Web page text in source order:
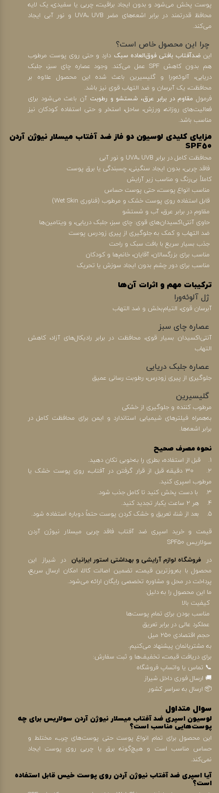
پوست پخش می‌شود و بدون ایجاد براقیت، چربی یا سفیدی، یک لایه
محافظ قدرتمند در برابر اشعه‌های مضر UVA، UVB و نور آبی ایجاد
می‌کند.
چرا این محصول خاص است؟
اینضدآفتاب بافتی فوق‌العاده سبک دارد و حتی روی پوست مرطوب
هم بدون کاهش SPF عمل می‌کند. وجود عصاره چای سبز، جلبک
دریایی، آلوئه‌ورا و گلیسیرین باعث شده این محصول علاوه بر
محافظت، یک آبرسان و ضد التهاب قوی نیز باشد.
فرمول مقاوم در برابر عرق، شستشو و رطوبت آن باعث می‌شود برای
فعالیت‌های روزانه، ورزش، ساحل، استخر و حتی استفاده کودکان نیز
مناسب باشد.
مزایای کلیدی لوسیون دو فاز ضد آفتاب میسلار نیوژن آردن
SPF50
محافظت کامل در برابر UVA، UVB و نور آبی
فاقد چربی، بدون ایجاد سنگینی، چسبندگی یا برق پوست
کاملاً بی‌رنگ و مناسب زیر آرایش
مناسب انواع پوست، حتی پوست حساس
قابل استفاده روی پوست خشک و مرطوب (فناوری Wet Skin)
مقاوم در برابر عرق، آب و شستشو
حاوی آنتی‌اکسیدان‌های قوی: چای سبز، جلبک دریایی، و ویتامین‌ها
ضد التهاب و کمک به جلوگیری از پیری زودرس پوست
جذب بسیار سریع با بافت سبک و راحت
مناسب برای بزرگسالان، آقایان، خانم‌ها و کودکان
مناسب برای دور چشم بدون ایجاد سوزش یا تحریک
ترکیبات مهم و اثرات آن‌ها
ژل آلوئه‌ورا
آبرسان قوی، التیام‌بخش و ضد التهاب
عصاره چای سبز
آنتی‌اکسیدان بسیار قوی، محافظت در برابر رادیکال‌های آزاد، کاهش
التهاب
عصاره جلبک دریایی
جلوگیری از پیری زودرس، رطوبت رسانی عمیق
گلیسیرین
مرطوب کننده و جلوگیری از خشکی
به‌همراه فیلترهای شیمیایی استاندارد و ایمن برای محافظت کامل در
برابر اشعه‌ها.
نحوه مصرف صحیح
1. قبل از استفاده، بطری را به‌خوبی تکان دهید.
2. ۳۰ دقیقه قبل از قرار گرفتن در آفتاب، روی پوست خشک یا
مرطوب اسپری کنید.
3. با دست پخش کنید تا کامل جذب شود.
4. هر ۲ ساعت یکبار تجدید کنید.
5. بعد از شنا، تعریق و خشک کردن پوست حتماً دوباره استفاده شود.
قیمت و خرید اسپری ضد آفتاب فاقد چربی میسلار نیوژن آردن
سولاریس SPF50
در فروشگاه لوازم آرایشی و بهداشتی استور ایرانیاندر شیراز این
محصول با به‌روزترین قیمت، تضمین اصالت کالا، امکان ارسال سریع،
پرداخت در محل و مشاوره تخصصی رایگان ارائه می‌شود.
ما این محصول را به دلیل:
کیفیت بالا
مناسب بودن برای تمام پوست‌ها
عملکرد عالی در برابر تعریق
حجم اقتصادی ۲۵۰ میل
به مشتریانمان پیشنهاد می‌کنیم.
برای دریافت قیمت، تخفیف‌ها و ثبت سفارش:
📞 تماس یا واتساپ فروشگاه
🚚 ارسال فوری داخل شیراز
📦 ارسال به سراسر کشور
سوال متداول
لوسیون اسپری ضد آفتاب میسلار نیوژن آردن سولاریس برای چه
پوست‌هایی مناسب است؟
این محصول برای تمام انواع پوست حتی پوست‌های چرب، مختلط و
حساس مناسب است و هیچ‌گونه برق یا چربی روی پوست ایجاد
نمی‌کند.
آیا اسپری ضد آفتاب نیوژن آردن روی پوست خیس قابل استفاده
است؟